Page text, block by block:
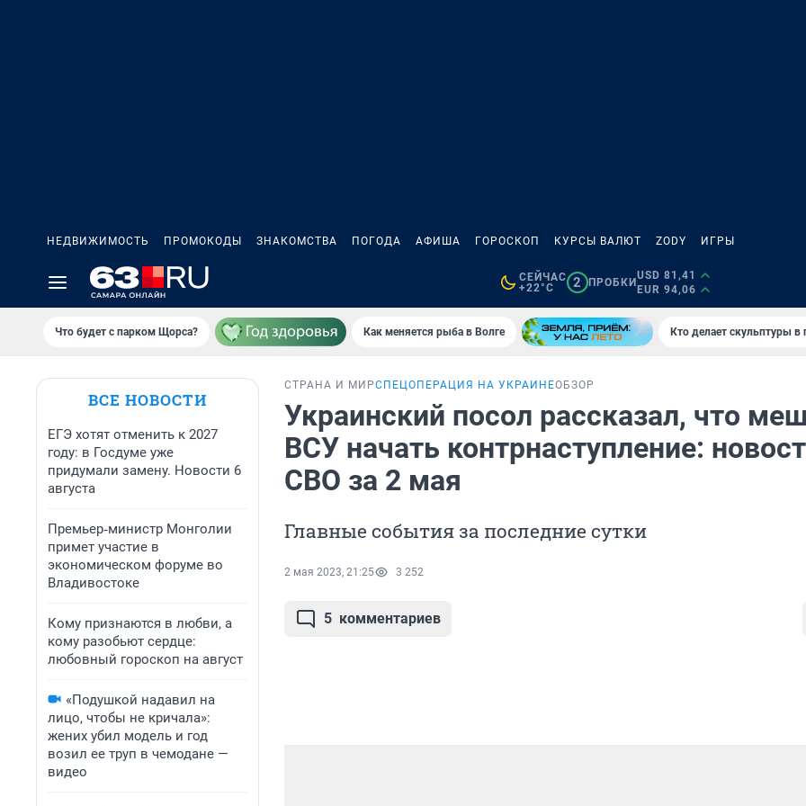
НЕДВИЖИМОСТЬ ПРОМОКОДЫ ЗНАКОМСТВА ПОГОДА АФИША ГОРОСКОП КУРСЫ ВАЛЮТ ZODY ИГРЫ
СЕЙЧАС
+22°C
2 ПРОБКИ
USD 81,41
EUR 94,06
Что будет с парком Щорса? Как меняется рыба в Волге Кто делает скульптуры в
ВСЕ НОВОСТИ
ЕГЭ хотят отменить к 2027
году: в Госдуме уже
придумали замену. Новости 6
августа
Премьер‑министр Монголии
примет участие в
экономическом форуме во
Владивостоке
Кому признаются в любви, а
кому разобьют сердце:
любовный гороскоп на август
«Подушкой надавил на
лицо, чтобы не кричала»:
жених убил модель и год
возил ее труп в чемодане —
видео
СТРАНА И МИРСПЕЦОПЕРАЦИЯ НА УКРАИНЕОБЗОР
Украинский посол рассказал, что
ВСУ начать контрнаступление:
СВО за 2 мая
Главные события за последние сутки
2 мая 2023, 21:25 3 252
5 комментариев